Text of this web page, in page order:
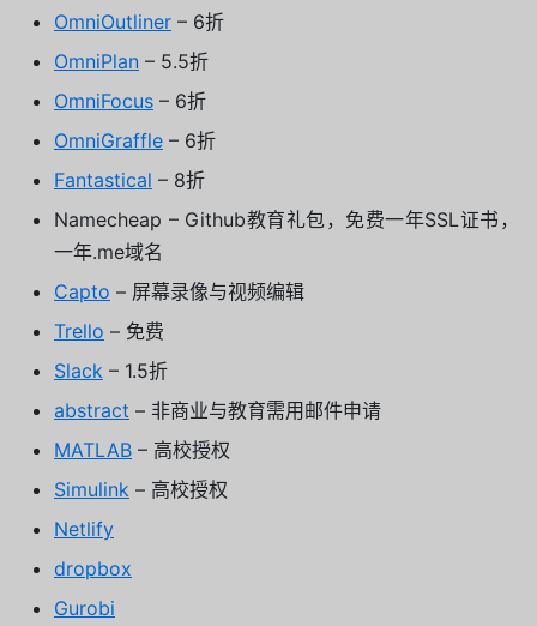
OmniOutliner – 6折
OmniPlan – 5.5折
OmniFocus – 6折
OmniGraffle – 6折
Fantastical – 8折
Namecheap – Github教育礼包，免费一年SSL证书，
一年.me域名
Capto – 屏幕录像与视频编辑
Trello – 免费
Slack – 1.5折
abstract – 非商业与教育需用邮件申请
MATLAB – 高校授权
Simulink – 高校授权
Netlify
dropbox
Gurobi